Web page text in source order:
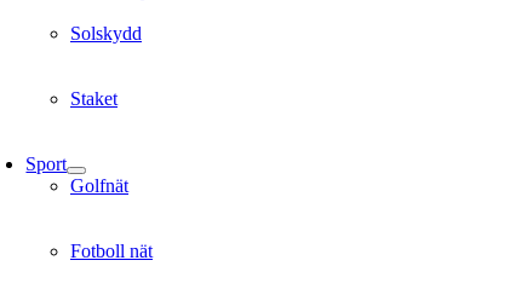
Solskydd
Staket
Sport
Golfnät
Fotboll nät